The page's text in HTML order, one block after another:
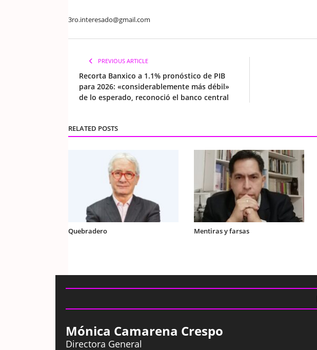
3ro.interesado@gmail.com
PREVIOUS ARTICLE
Recorta Banxico a 1.1% pronóstico de PIB
para 2026: «considerablemente más débil»
de lo esperado, reconoció el banco central
RELATED POSTS
Quebradero Mentiras y farsas
Mónica Camarena Crespo
Directora General